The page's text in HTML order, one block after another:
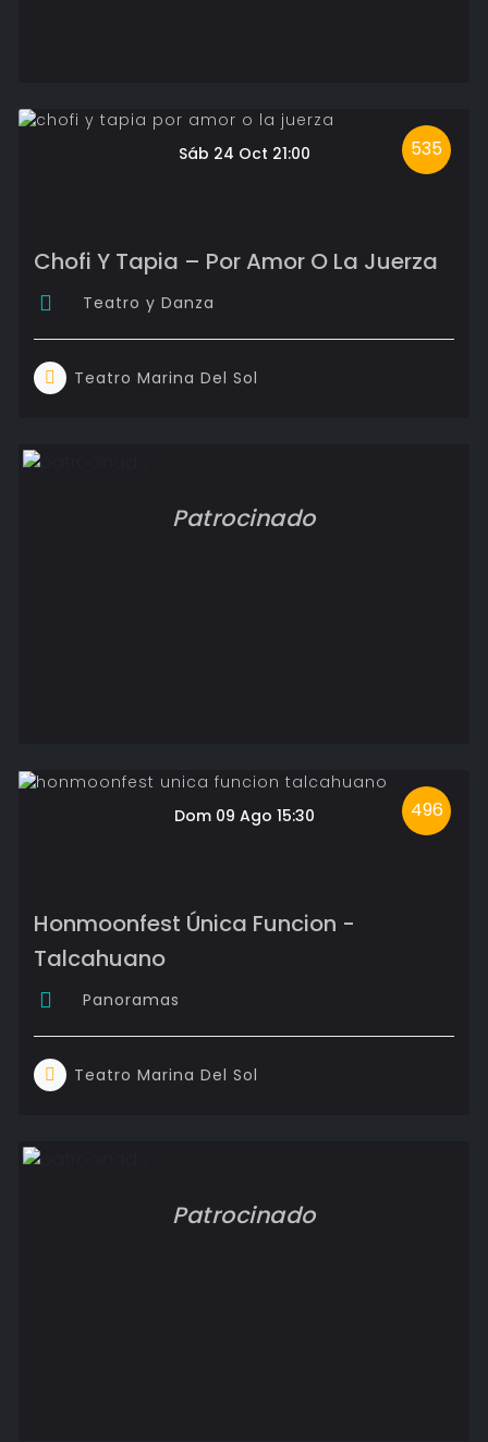
535
Sáb 24 Oct 21:00
Chofi Y Tapia – Por Amor O La Juerza
Teatro y Danza
Teatro Marina Del Sol
Patrocinado
496
Dom 09 Ago 15:30
Honmoonfest Única Funcion -
Talcahuano
Panoramas
Teatro Marina Del Sol
Patrocinado